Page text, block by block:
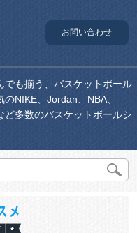
お問い合わせ
でも揃う、バスケットボール
NIKE、Jordan、NBA、
ど多数のバスケットボールシ